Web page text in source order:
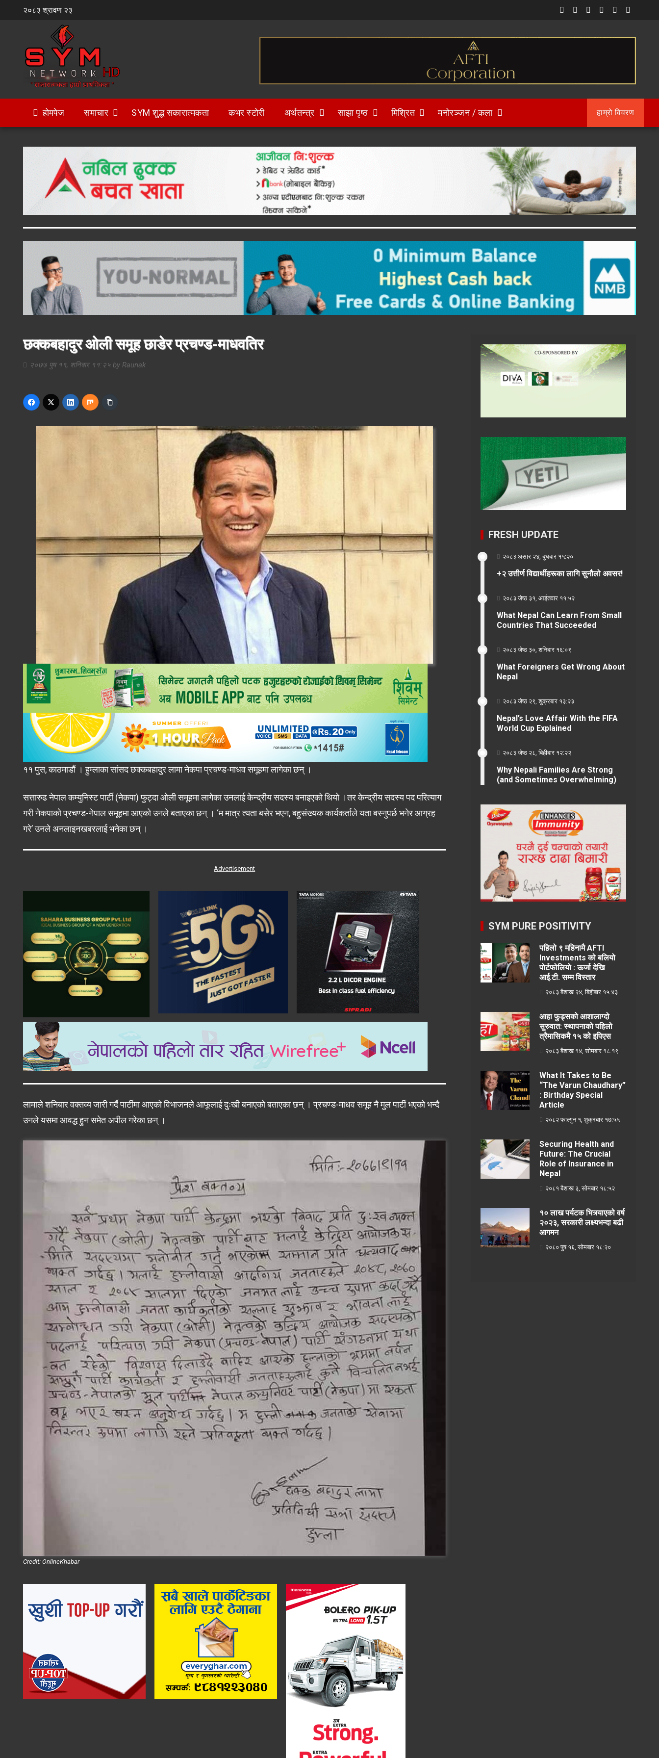
२०८३ श्रावण २३
होमपेज समाचार SYM शुद्ध सकारात्मकता कभर स्टोरी अर्थतन्त्र साझा पृष्ठ मिश्रित मनोरञ्जन / कला हाम्रो विवरण
छक्कबहादुर ओली समूह छाडेर प्रचण्ड-माधवतिर
२०७७ पुष ११, शनिबार ११:२५ by Raunak
११ पुस, काठमाडौं । हुम्लाका सांसद छक्कबहादुर लामा नेकपा प्रचण्ड-माधव समूहमा लागेका छन् ।
सत्तारुढ नेपाल कम्युनिस्ट पार्टी (नेकपा) फुट्दा ओली समूहमा लागेका उनलाई केन्द्रीय सदस्य बनाइएको थियो ।तर केन्द्रीय सदस्य पद परित्याग
गरी नेकपाको प्रचण्ड-नेपाल समूहमा आएको उनले बताएका छन् । ‘म मात्र त्यता बसेर भएन, बहुसंख्यक कार्यकर्ताले यता बस्नुपर्छ भनेर आग्रह
गरे’ उनले अनलाइनखबरलाई भनेका छन् ।
Advertisement
लामाले शनिबार वक्तव्य जारी गर्दै पार्टीमा आएको विभाजनले आफूलाई दुःखी बनाएको बताएका छन् । प्रचण्ड-माधव समूह नै मुल पार्टी भएको भन्दै
उनले यसमा आवद्ध हुन समेत अपील गरेका छन् ।
Credit: OnlineKhabar
FRESH UPDATE
२०८३ असार २४, बुधबार १५:२०
+२ उत्तीर्ण विद्यार्थीहरूका लागि सुनौलो अवसर!
२०८३ जेष्ठ ३१, आईतवार ११:५२
What Nepal Can Learn From Small
Countries That Succeeded
२०८३ जेष्ठ ३०, शनिबार १६:०९
What Foreigners Get Wrong About
Nepal
२०८३ जेष्ठ २९, शुक्रबार १३:२३
Nepal’s Love Affair With the FIFA
World Cup Explained
२०८३ जेष्ठ २८, बिहीबार १२:२२
Why Nepali Families Are Strong
(and Sometimes Overwhelming)
SYM PURE POSITIVITY
पहिलो ९ महिनामै AFTI
Investments को बलियो
पोर्टफोलियो : ऊर्जा देखि
आई.टी. सम्म विस्तार
२०८३ बैशाख २४, बिहीबार १५:४३
आहा फुड्सको आशालाग्दो
सुरुवात: स्थापनाको पहिलो
त्रैमासिकमै १५ को इपिएस
२०८३ बैशाख १४, सोमबार १८:१९
What It Takes to Be
“The Varun Chaudhary”
: Birthday Special
Article
२०८२ फाल्गुन १, शुक्रबार १७:५५
Securing Health and
Future: The Crucial
Role of Insurance in
Nepal
२०८१ बैशाख ३, सोमबार १८:५२
१० लाख पर्यटक भित्र्याएको वर्ष
२०२३, सरकारी लक्ष्यभन्दा बढी
आगमन
२०८० पुष १६, सोमबार १८:२०